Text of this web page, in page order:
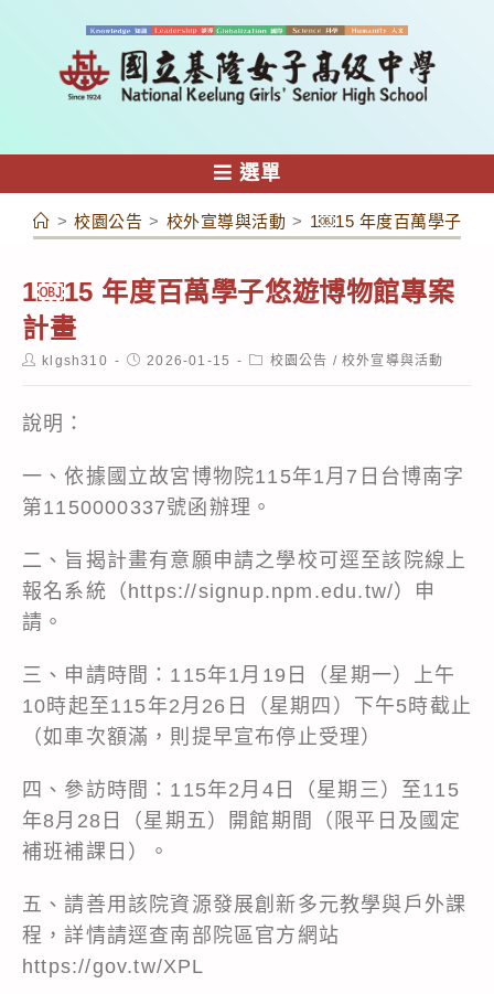
容
選單
> 校園公告 > 校外宣導與活動 > 1￼15 年度百萬學子悠
1￼15 年度百萬學子悠遊博物館專案
計畫
Postklgsh310
Post2026-01-15
Post校園公告 / 校外宣導與活動
說明：
一、依據國立故宮博物院115年1月7日台博南字
第1150000337號函辦理。
二、旨揭計畫有意願申請之學校可逕至該院線上
報名系統（https://signup.npm.edu.tw/）申
請。
三、申請時間：115年1月19日（星期一）上午
10時起至115年2月26日（星期四）下午5時截止
（如車次額滿，則提早宣布停止受理）
四、參訪時間：115年2月4日（星期三）至115
年8月28日（星期五）開館期間（限平日及國定
補班補課日）。
五、請善用該院資源發展創新多元教學與戶外課
程，詳情請逕查南部院區官方網站
https://gov.tw/XPL